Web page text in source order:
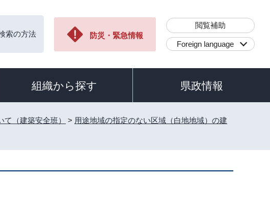
索の方法 防災・緊急情報
閲覧補助
Foreign language
組織から探す 県政情報
（建築安全班） > 用途地域の指定のない区域（白地地域）の建